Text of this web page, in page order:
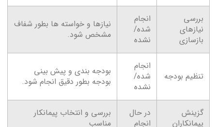
بررسی
نیازهای
بازسازی
انجام
شده/
نشده
نیازها و خواسته ها بطور شفاف
مشخص شود.
تنظیم بودجه
انجام
شده/
نشده
بودجه بندی و پیش بینی
بودجه بطور دقیق انجام شود.
گزینش
پیمانکاران
در حال
انجام
بررسی و انتخاب پیمانکار
مناسب